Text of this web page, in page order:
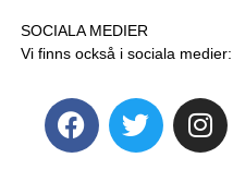
SOCIALA MEDIER
Vi finns också i sociala medier: